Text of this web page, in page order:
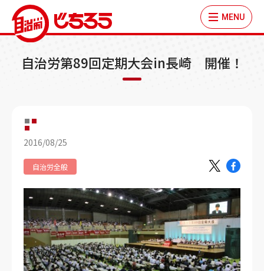
MENU
自治労第89回定期大会in長崎 開催！
2016/08/25
自治労全般